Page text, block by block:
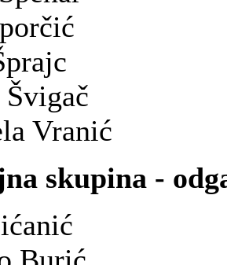
Vranić
skupina -